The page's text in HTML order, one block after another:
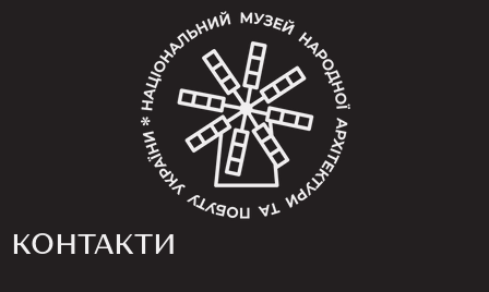
КОНТАКТИ